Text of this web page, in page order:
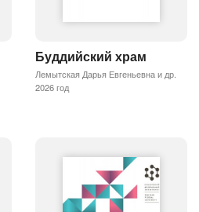
Буддийский храм
Лемытская Дарья Евгеньевна и др.
2026 год